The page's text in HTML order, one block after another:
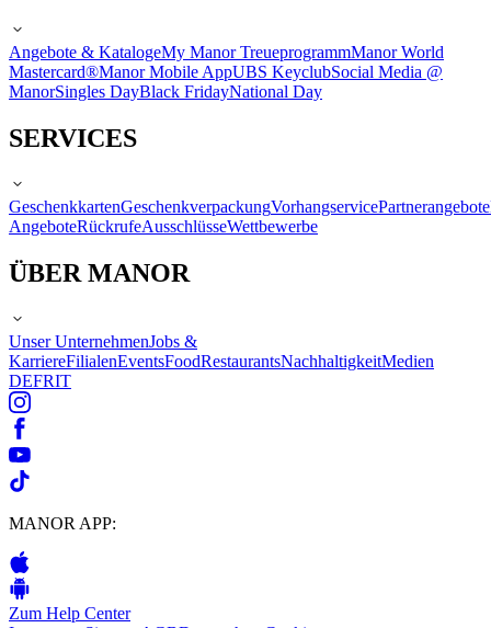
Angebote & KatalogeMy Manor TreueprogrammManor World
Mastercard®Manor Mobile AppUBS KeyclubSocial Media @
ManorSingles DayBlack FridayNational Day
SERVICES
GeschenkkartenGeschenkverpackungVorhangservicePartnerangebote
AngeboteRückrufeAusschlüsseWettbewerbe
ÜBER MANOR
Unser UnternehmenJobs &
KarriereFilialenEventsFoodRestaurantsNachhaltigkeitMedien
DEFRIT
MANOR APP:
Zum Help Center